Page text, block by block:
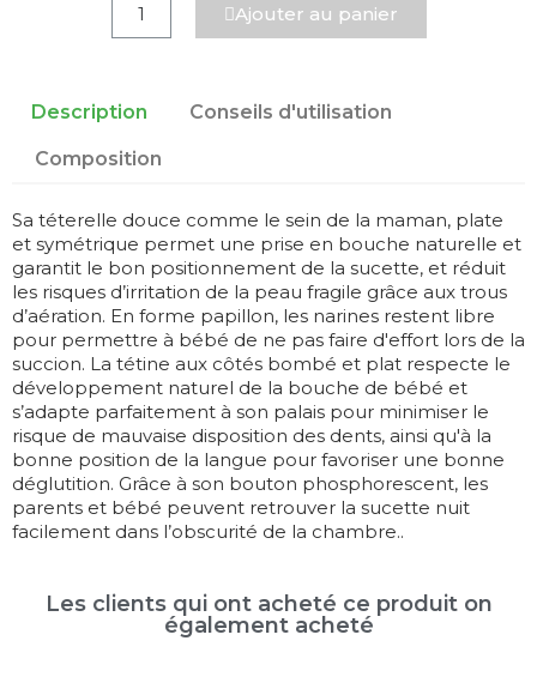
Ajouter au panier
Description Conseils d'utilisation
Composition
Sa téterelle douce comme le sein de la maman, plate
et symétrique permet une prise en bouche naturelle et
garantit le bon positionnement de la sucette, et réduit
les risques d’irritation de la peau fragile grâce aux trous
d’aération. En forme papillon, les narines restent libre
pour permettre à bébé de ne pas faire d'effort lors de la
succion. La tétine aux côtés bombé et plat respecte le
développement naturel de la bouche de bébé et
s’adapte parfaitement à son palais pour minimiser le
risque de mauvaise disposition des dents, ainsi qu'à la
bonne position de la langue pour favoriser une bonne
déglutition. Grâce à son bouton phosphorescent, les
parents et bébé peuvent retrouver la sucette nuit
facilement dans l’obscurité de la chambre..
Les clients qui ont acheté ce produit on
également acheté